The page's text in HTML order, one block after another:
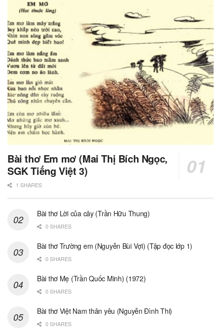
Bài thơ Em mơ (Mai Thị Bích Ngọc,
SGK Tiếng Việt 3)
1 SHARES
Bài thơ Lời của cây (Trần Hữu Thung)
0 SHARES
Bài thơ Trường em (Nguyễn Bùi Vợi) (Tập đọc lớp 1)
0 SHARES
Bài thơ Mẹ (Trần Quốc Minh) (1972)
0 SHARES
Bài thơ Việt Nam thân yêu (Nguyễn Đình Thi)
0 SHARES